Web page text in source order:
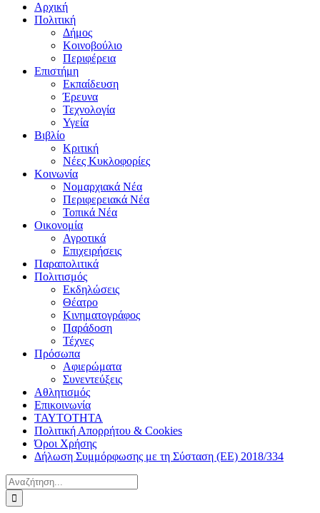
Αρχική
Πολιτική
Δήμος
Κοινοβούλιο
Περιφέρεια
Επιστήμη
Εκπαίδευση
Έρευνα
Τεχνολογία
Υγεία
Βιβλίο
Κριτική
Νέες Κυκλοφορίες
Κοινωνία
Νομαρχιακά Νέα
Περιφερειακά Νέα
Τοπικά Νέα
Οικονομία
Αγροτικά
Επιχειρήσεις
Παραπολιτικά
Πολιτισμός
Εκδηλώσεις
Θέατρο
Κινηματογράφος
Παράδοση
Τέχνες
Πρόσωπα
Αφιερώματα
Συνεντεύξεις
Αθλητισμός
Επικοινωνία
ΤΑΥΤΟΤΗΤΑ
Πολιτική Απορρήτου & Cookies
Όροι Χρήσης
Δήλωση Συμμόρφωσης με τη Σύσταση (ΕΕ) 2018/334
Αναζήτηση
για: